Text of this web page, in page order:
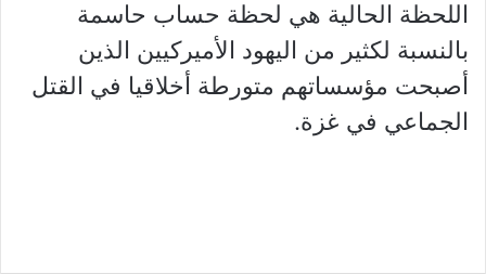
اللحظة الحالية هي لحظة حساب حاسمة
بالنسبة لكثير من اليهود الأميركيين الذين
أصبحت مؤسساتهم متورطة أخلاقيا في القتل
الجماعي في غزة.